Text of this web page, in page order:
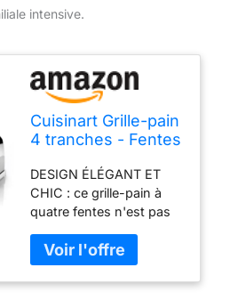
intensive.
Cuisinart Grille-pain
4 tranches - Fentes
pain épais et les
bagels - 6 niveaux
de brunissage et
décongélation -
Fentes larges,
Remontée
maximale - Pistache
DESIGN ÉLÉGANT ET
CHIC : ce grille-pain à
quatre fentes n'est pas
est aussi un élément de
décoration d'intérieure,
avec une finition